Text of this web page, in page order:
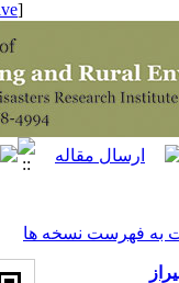
[ English ]
ها